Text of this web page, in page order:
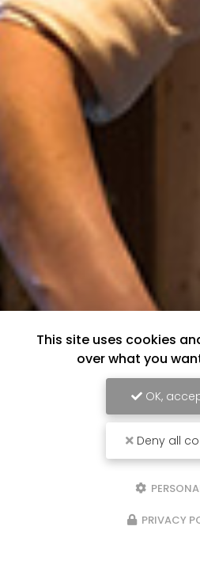
This site uses cookies
over what you
OK,
Deny all
PRIVACY